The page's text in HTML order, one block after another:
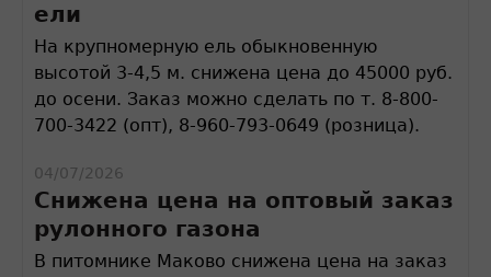
ели
На крупномерную ель обыкновенную
высотой 3-4,5 м. снижена цена до 45000 руб.
до осени. Заказ можно сделать по т. 8-800-
700-3422 (опт), 8-960-793-0649 (розница).
04/07/2026
Снижена цена на оптовый заказ
рулонного газона
В питомнике Маково снижена цена на заказ